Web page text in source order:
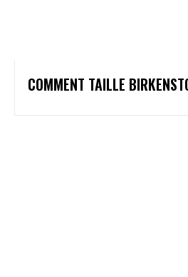
COMMENT TAILLE